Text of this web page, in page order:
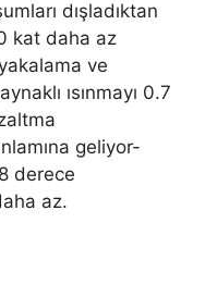
dışladıktan
kat daha az
ve
ısınmayı 0.7
geliyor-
derece
az.